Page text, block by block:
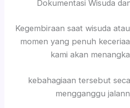
Dokumentasi Wisuda
Kegembiraan saat wisuda
momen yang penuh
kami akan
kebahagiaan tersebut
mengganggu